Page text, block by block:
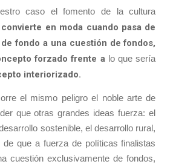
caso el fomento de la cultura
convierte en moda cuando pasa de
fondo a una cuestión de fondos,
forzado frente a lo que sería
interiorizado.
el mismo peligro el noble arte de
que otras grandes ideas fuerza: el
sostenible, el desarrollo rural,
que a fuerza de políticas finalistas
cuestión exclusivamente de fondos,